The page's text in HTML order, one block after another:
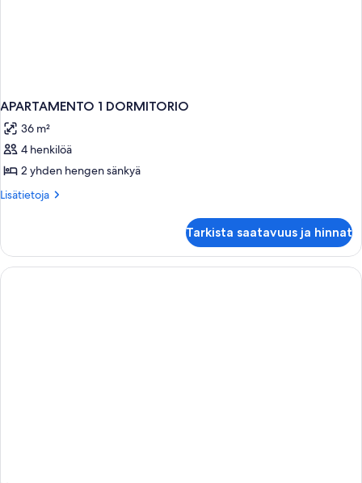
APARTAMENTO 1 DORMITORIO
36 m²
4 henkilöä
2 yhden hengen sänkyä
Lisätietoja
Lisätietoja
DORMITORIO
Tarkista saatavuus ja hinnat